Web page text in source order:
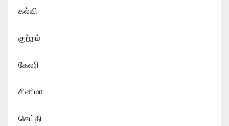
கல்வி
குற்றம்
கேலரி
சினிமா
செய்தி